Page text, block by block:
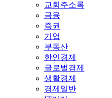
교회주소록
금융
증권
기업
부동산
한인경제
글로벌경제
생활경제
경제일반